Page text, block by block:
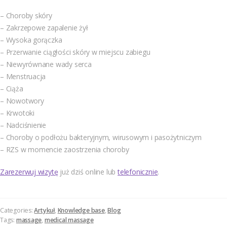
– Choroby skóry
– Zakrzepowe zapalenie żył
– Wysoka gorączka
– Przerwanie ciągłości skóry w miejscu zabiegu
– Niewyrównane wady serca
– Menstruacja
– Ciąża
– Nowotwory
– Krwotoki
– Nadciśnienie
– Choroby o podłożu bakteryjnym, wirusowym i pasożytniczym
– RZS w momencie zaostrzenia choroby
Zarezerwuj wizytę już dziś online lubtelefonicznie.
Categories:Artykuł, Knowledge base,Blog
Tags: massage, medical massage